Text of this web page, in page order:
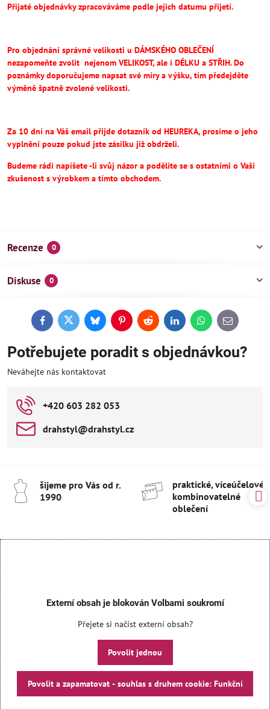
Přijaté objednávky zpracováváme podle jejich datumu přijetí.
Pro objednání správné velikosti u DÁMSKÉHO OBLEČENÍ
nezapomeňte zvolit nejenom VELIKOST, ale i DÉLKU a STŘIH.Do
poznámky doporučujeme napsat své míry a výšku, tím předejděte
výměně špatně zvolené velikosti.
Za 10 dní na Váš email přijde dotazník od HEUREKA, prosíme o jeho
vyplnění pouze pokud jste zásilku již obdrželi.
Budeme rádi napíšete -li svůj názor a podělíte se s ostatními o Vaši
zkušenost s výrobkem a tímto obchodem.
Recenze 0
Diskuse 0
FacebookTwitterBlueskyPinterestReddit LinkedInWhatsApp
E-
mail
Potřebujete poradit s objednávkou?
Neváhejte nás kontaktovat
+420 603 282 053
drahstyl​@drahstyl​.cz
šijeme pro Vás od r​.
1990
praktické, víceúčelové
kombinovatelné
oblečení
Externí obsah je blokován Volbami soukromí
Přejete si načíst externí obsah?
Povolit jednou
Povolit a zapamatovat - souhlas s druhem cookie: Funkční